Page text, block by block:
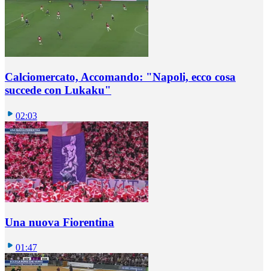
Calciomercato, Accomando: "Napoli, ecco cosa
succede con Lukaku"
02:03
Una nuova Fiorentina
01:47